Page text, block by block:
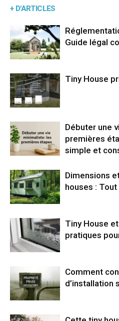
+ D'ARTICLES
Guide légal
Tiny House
Débuter une
premières
simple et
Dimensions
houses :
Tiny House
pratiques
Comment
d’installation